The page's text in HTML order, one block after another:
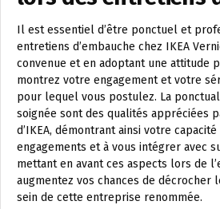
Il est essentiel d’être ponctuel et
entretiens d’embauche chez IKEA
convenue et en adoptant une attitude
montrez votre engagement et votre
pour lequel vous postulez. La
soignée sont des qualités appréciées
d’IKEA, démontrant ainsi votre
engagements et à vous intégrer avec
mettant en avant ces aspects lors de
augmentez vos chances de décrocher
sein de cette entreprise renommée.